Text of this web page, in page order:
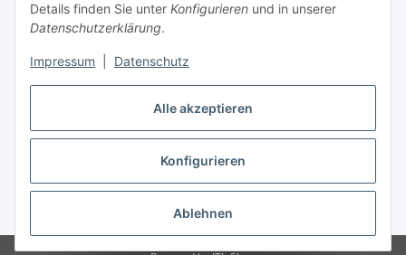
Alle akzeptieren
Konfigurieren
Ablehnen
Details finden Sie unter Konfigurieren und in unserer
Datenschutzerklärung.
Impressum Datenschutz
Vertrag widerrufen
* Alle Preise inkl. gesetzlicher USt., zzgl.Versand